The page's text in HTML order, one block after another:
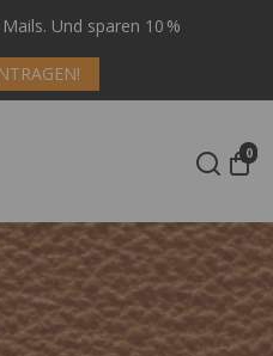
Und sparen 10 %
0